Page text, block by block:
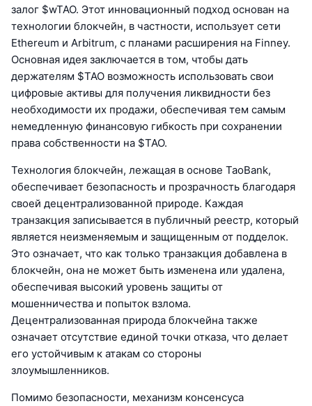
залог $wTAO. Этот инновационный подход основан на
технологии блокчейн, в частности, использует сети
Ethereum и Arbitrum, с планами расширения на Finney.
Основная идея заключается в том, чтобы дать
держателям $TAO возможность использовать свои
цифровые активы для получения ликвидности без
необходимости их продажи, обеспечивая тем самым
немедленную финансовую гибкость при сохранении
права собственности на $TAO.
Технология блокчейн, лежащая в основе TaoBank,
обеспечивает безопасность и прозрачность благодаря
своей децентрализованной природе. Каждая
транзакция записывается в публичный реестр, который
является неизменяемым и защищенным от подделок.
Это означает, что как только транзакция добавлена в
блокчейн, она не может быть изменена или удалена,
обеспечивая высокий уровень защиты от
мошенничества и попыток взлома.
Децентрализованная природа блокчейна также
означает отсутствие единой точки отказа, что делает
его устойчивым к атакам со стороны
злоумышленников.
Помимо безопасности, механизм консенсуса